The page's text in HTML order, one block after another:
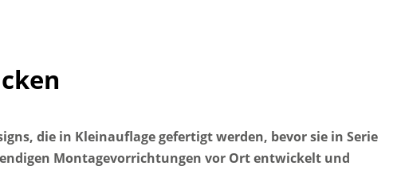
die in Kleinauflage gefertigt werden, bevor sie in Serie
Montagevorrichtungen vor Ort entwickelt und